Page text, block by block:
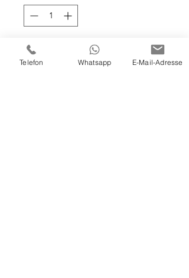
In den Warenkorb
Telefon Whatsapp E-Mail-Adresse